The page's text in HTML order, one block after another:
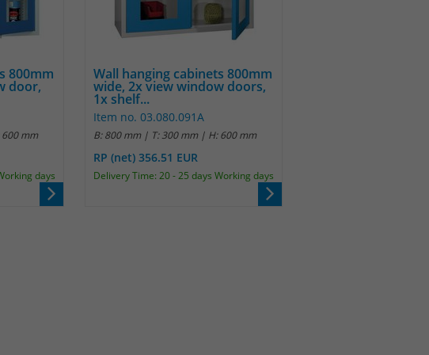
800mm
door,
mm
days
Wall hanging cabinets 800mm
wide, 2x view window doors,
1x shelf...
Item no. 03.080.091A
B: 800 mm | T: 300 mm | H: 600 mm
RP (net) 356.51 EUR
Delivery Time: 20 - 25 days Working days
Das
für
verfolgen.